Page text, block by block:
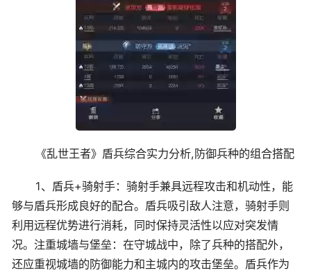
《乱世王者》盾兵综合实力分析,防御兵种的组合搭配
1、盾兵+骑射手：骑射手兼具远程攻击和机动性，能
够与盾兵形成良好的配合。盾兵吸引敌人注意，骑射手则
利用远程优势进行消耗，同时保持灵活性以应对突发情
况。注重城墙与堡垒：在守城战中，除了兵种的搭配外，
还应重视城墙的防御能力和主城内的攻击堡垒。盾兵作为